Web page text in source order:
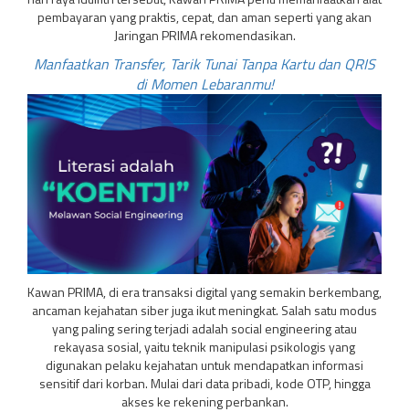
pembayaran yang praktis, cepat, dan aman seperti yang akan
Jaringan PRIMA rekomendasikan.
Manfaatkan Transfer, Tarik Tunai Tanpa Kartu dan QRIS
di Momen Lebaranmu!
Kawan PRIMA, di era transaksi digital yang semakin berkembang,
ancaman kejahatan siber juga ikut meningkat. Salah satu modus
yang paling sering terjadi adalah social engineering atau
rekayasa sosial, yaitu teknik manipulasi psikologis yang
digunakan pelaku kejahatan untuk mendapatkan informasi
sensitif dari korban. Mulai dari data pribadi, kode OTP, hingga
akses ke rekening perbankan.